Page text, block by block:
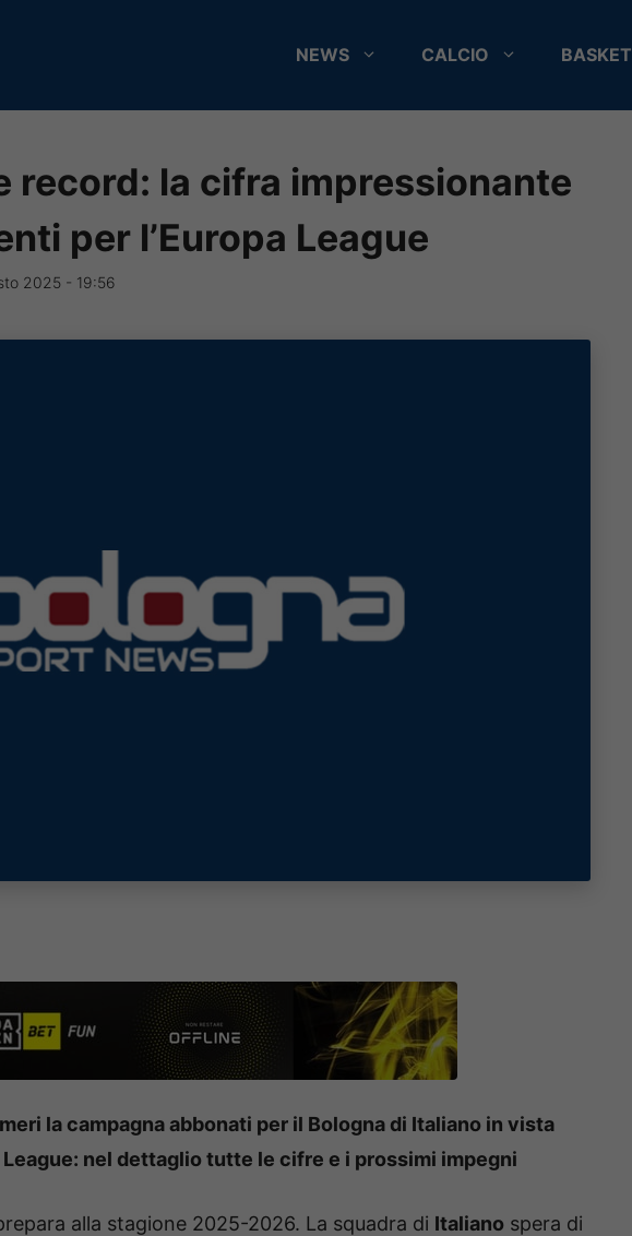
NEWS CALCIO BASKET
record: la cifra impressionante
per l’Europa League
2025 - 19:56
la campagna abbonati per il Bologna di Italiano in vista
nel dettaglio tutte le cifre e i prossimi impegni
alla stagione 2025-2026. La squadra di Italiano spera di